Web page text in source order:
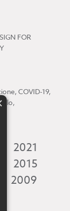
FOR
, COVID-19,
,
2021
2015
2009